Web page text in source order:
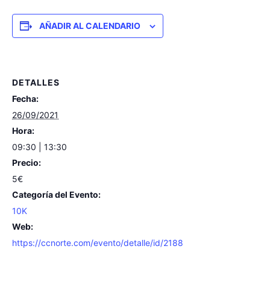
AÑADIR AL CALENDARIO
DETALLES
Fecha:
26/09/2021
Hora:
09:30 | 13:30
Precio:
5€
Categoría del Evento:
10K
Web:
https://ccnorte.com/evento/detalle/id/2188